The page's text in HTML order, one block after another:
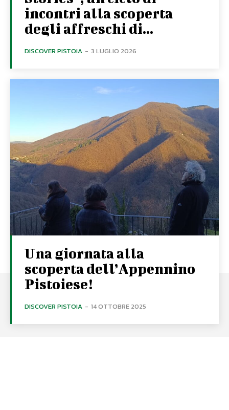
incontri alla scoperta
degli affreschi di...
DISCOVER PISTOIA - 3 LUGLIO 2026
Una giornata alla
scoperta dell’Appennino
Pistoiese!
DISCOVER PISTOIA - 14 OTTOBRE 2025